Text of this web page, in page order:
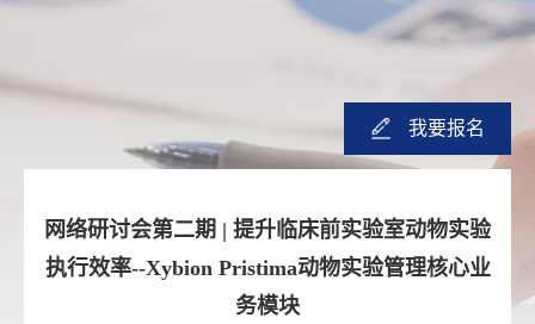
我要报名
网络研讨会第二期 | 提升临床前实验室动物实验
执行效率--Xybion Pristima动物实验管理核心业
务模块